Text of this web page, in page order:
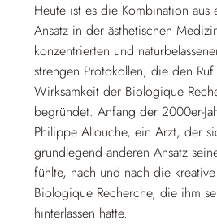
Heute ist es die Kombination aus
Ansatz in der ästhetischen
konzentrierten und
strengen Protokollen, die den
Wirksamkeit der Biologique
begründet. Anfang der 2000er-
Philippe Allouche, ein Arzt, der
grundlegend anderen Ansatz
fühlte, nach und nach die
Biologique Recherche, die ihm
hinterlassen hatte.